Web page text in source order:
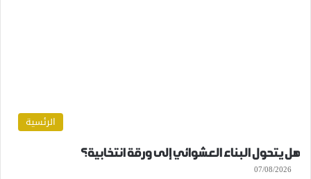
الرئسية
هل يتحول البناء العشوائي إلى ورقة انتخابية؟
07/08/2026